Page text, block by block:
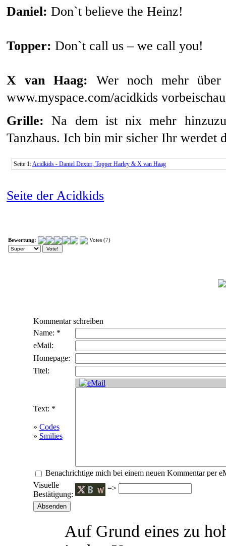
Daniel: Don`t believe the Heinz!
Topper: Don`t call us – we call you!
X van Haag: Wer noch mehr
www.myspace.com/acidkids
Grille: Na dem ist nix mehr
Tanzhaus. Ich bin mir sicher Ihr werdet
Seite 1:Acidkids - Daniel Dexter, Topper Harley & X van Haag
Seite der Acidkids
Bewertung: Votes (7)
Kommentar schreiben
Name: *
eMail:
Homepage:
Titel:
Text: *
» Codes
» Smilies
Benachrichtige mich bei einem neuen Kommentar per
Visuelle
Bestätigung:
=>
Auf Grund eines zu